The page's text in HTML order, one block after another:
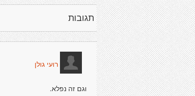
תגובות
רועי גולן
וגם זה נפלא.